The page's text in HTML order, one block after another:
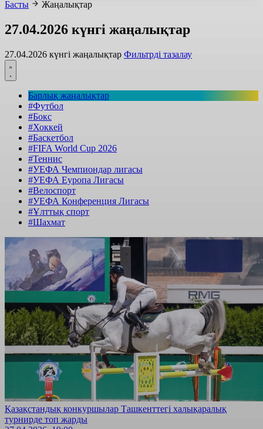
Басты Жаңалықтар
27.04.2026 күнгі жаңалықтар
27.04.2026 күнгі жаңалықтар Фильтрді тазалау
Барлық жаңалықтар
#Футбол
#Бокс
#Хоккей
#Баскетбол
#FIFA World Cup 2026
#Теннис
#УЕФА Чемпиондар лигасы
#УЕФА Еуропа Лигасы
#Велоспорт
#УЕФА Конференция Лигасы
#Ұлттық спорт
#Шахмат
Қазақстандық конкуршылар Ташкенттегі халықаралық
турнирде топ жарды